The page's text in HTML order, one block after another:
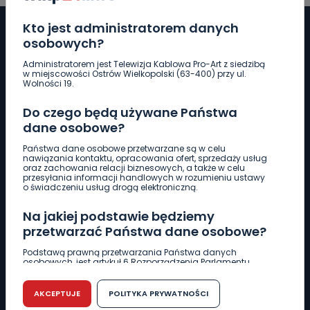
Kto jest administratorem danych
osobowych?
Administratorem jest Telewizja Kablowa Pro-Art z siedzibą
w miejscowości Ostrów Wielkopolski (63-400) przy ul.
Wolności 19.
Do czego będą używane Państwa
dane osobowe?
Państwa dane osobowe przetwarzane są w celu
nawiązania kontaktu, opracowania ofert, sprzedaży usług
oraz zachowania relacji biznesowych, a także w celu
przesyłania informacji handlowych w rozumieniu ustawy
o świadczeniu usług drogą elektroniczną.
Na jakiej podstawie będziemy
przetwarzać Państwa dane osobowe?
Podstawą prawną przetwarzania Państwa danych
osobowych, jest artykuł 6 Rozporządzenia Parlamentu
r. w sprawie ochrony osób fizycznych w związku z
przetwarzaniem danych osobowych w sprawie
swobodnego przepływu takich danych oraz uchylenia
AKCEPTUJE POLITYKA PRYWATNOŚCI
Pobierz logotyp
LINIA INTERWENCYJNA
661 997 997
REDAKCJA
62 735 22 22redakcja@wlkp24.info
DZIAŁ REKLAMY
62 735 01 85 reklama@wlkp24.info
WIADOMOŚCI